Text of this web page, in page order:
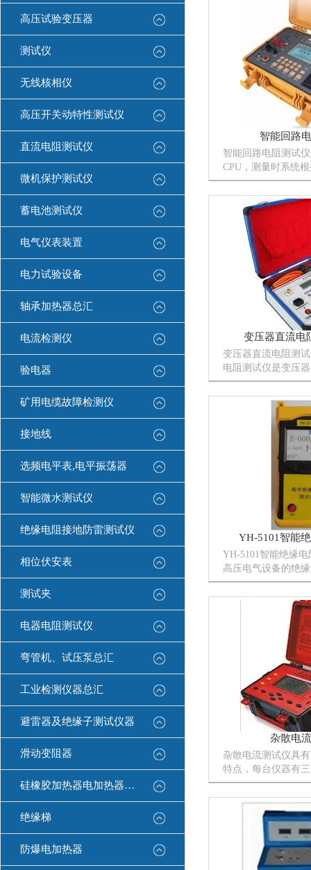
高压试验变压器
测试仪
无线核相仪
高压开关动特性测试仪
直流电阻测试仪
微机保护测试仪
蓄电池测试仪
电气仪表装置
电力试验设备
轴承加热器总汇
电流检测仪
验电器
矿用电缆故障检测仪
接地线
选频电平表,电平振荡器
智能微水测试仪
绝缘电阻接地防雷测试仪
相位伏安表
测试夹
电器电阻测试仪
弯管机、试压泵总汇
工业检测仪器总汇
避雷器及绝缘子测试仪器
滑动变阻器
硅橡胶加热器电加热器康登电气
绝缘梯
防爆电加热器
轻松愉快中完成。
智能回路
智能回路电阻测试
CPU，测量时系统
换量程，确保了该
变压器直流电
变压器直流电阻测
电阻测试仪是变压
变分接开关后，*的
情况下，用传统的
法）测量变压器绕
备的直流电阻是一
YH-5101智能
YH-5101智能绝缘
高压电气设备的绝
于发电机、大型电
器为单档5000V测
阻值高达500GΩ.大
杂散电
杂散电流测试仪具
特点，每台仪器有
集通道，采用多台
采集数据可造存储